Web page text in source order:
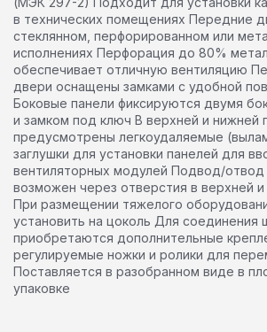
в технических помещениях Передние
стеклянном, перфорированном или
исполнениях Перфорация до 80%
обеспечивает отличную вентиляцию
двери оснащены замками с удобной
Боковые панели фиксируются двумя
и замком под ключ В верхней и нижней
предусмотрены легкоудаляемые
заглушки для установки панелей для
вентиляторных модулей Подвод/отвод
возможен через отверстия в верхней
При размещении тяжелого
установить на цоколь Для соединения
приобретаются дополнительные
регулируемые ножки и ролики для
Поставляется в разобранном виде в
упаковке